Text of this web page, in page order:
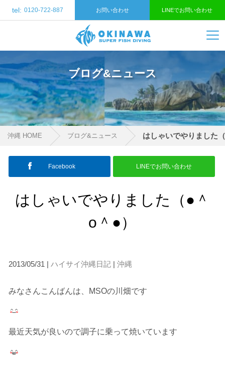
tel: 0120-722-887 お問い合わせ LINEでお問い合わせ
ブログ&ニュース
沖縄 HOME ブログ&ニュース はしゃいでやりました
はしゃいでやりました（●＾
o＾●）
2013/05/31 | ハイサイ沖縄日記| 沖縄
みなさんこんばんは、MSOの川畑です
最近天気が良いので調子に乗って焼いています
Facebook LINEでお問い合わせ